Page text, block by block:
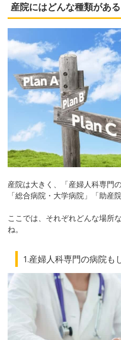
産院にはどんな種類がある
産院は大きく、「産婦人科専門
「総合病院・大学病院」「助産
ここでは、それぞれどんな場所
ね。
1.産婦人科専門の病院も